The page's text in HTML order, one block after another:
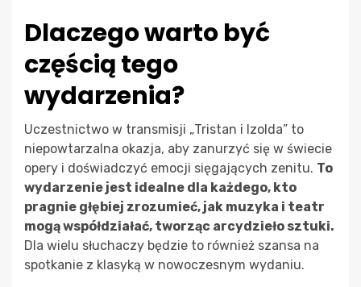
Dlaczego warto być
częścią tego
wydarzenia?
Uczestnictwo w transmisji „Tristan i Izolda” to
niepowtarzalna okazja, aby zanurzyć się w świecie
opery i doświadczyć emocji sięgających zenitu. To
wydarzenie jest idealne dla każdego, kto
pragnie głębiej zrozumieć, jak muzyka i teatr
mogą współdziałać, tworząc arcydzieło sztuki.
Dla wielu słuchaczy będzie to również szansa na
spotkanie z klasyką w nowoczesnym wydaniu.